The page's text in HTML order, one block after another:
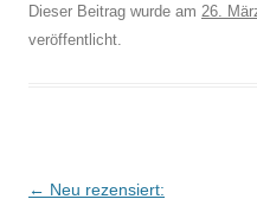
Dieser Beitrag wurde am 26.
veröffentlicht.
Beitragsnavigation
← Neu rezensiert: